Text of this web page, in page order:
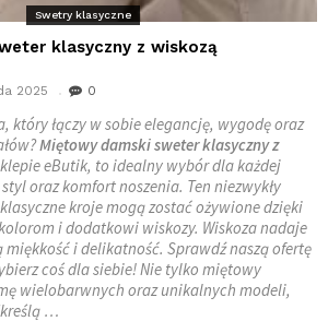
Swetry klasyczne
klasyczny z wiskozą
2025 0
który łączy w sobie elegancję, wygodę oraz
Miętowy damski sweter klasyczny z
eButik, to idealny wybór dla każdej
oraz komfort noszenia. Ten niezwykły
kroje mogą zostać ożywione dzięki
i dodatkowi wiskozy. Wiskoza nadaje
miękkość i delikatność. Sprawdź naszą ofertę
coś dla siebie! Nie tylko miętowy
wielobarwnych oraz unikalnych modeli,
…